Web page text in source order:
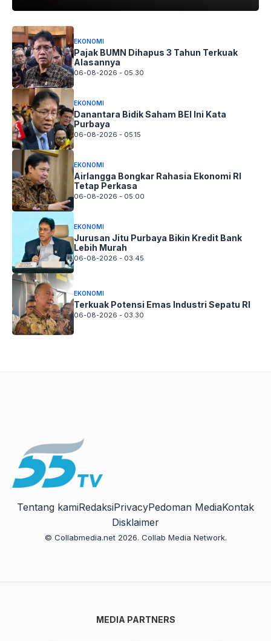
EKONOMI
Pajak BUMN Dihapus 3 Tahun Terkuak
Alasannya
06-08-2026 - 05.30
EKONOMI
Danantara Bidik Saham BEI Ini Kata
Purbaya
06-08-2026 - 05.15
EKONOMI
Airlangga Bongkar Rahasia Ekonomi RI
Tetap Perkasa
06-08-2026 - 05.00
EKONOMI
Jurusan Jitu Purbaya Bikin Kredit Bank
Lebih Murah
06-08-2026 - 03.45
EKONOMI
Terkuak Potensi Emas Industri Sepatu RI
06-08-2026 - 03.30
Tentang kamiRedaksiPrivacyPedoman MediaKontak
Disklaimer
© Collabmedia.net 2026. Collab Media Network.
MEDIA PARTNERS